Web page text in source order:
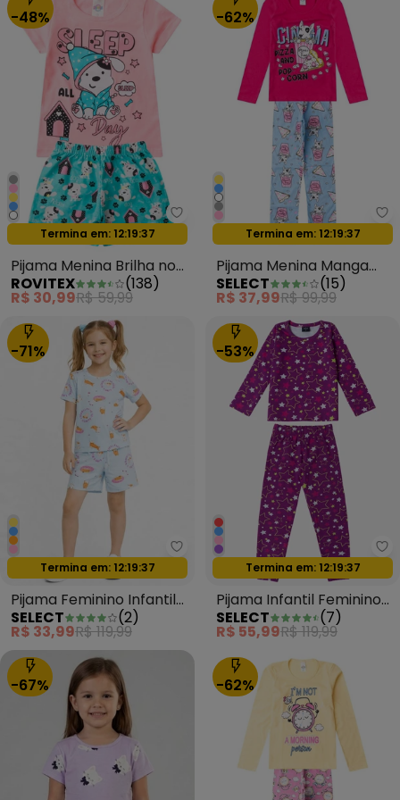
-48%
Rovitex - Pijama Menina Brilha
Oferta relâmpago
Termina em: 12:19:35
Pijama Menina Brilha no
Escuro Kappes Rosa
ROVITEX (138)
R$ 30,99R$ 59,99
-62%
Oferta relâmpago
Termina em: 12:19:35
Pijama Menina Manga
Longa Meia Malha Rosa
SELECT (15)
R$ 37,99R$ 99,99
-71%
Select - Pijama Feminino
Oferta relâmpago
Termina em: 12:19:35
Pijama Feminino Infantil
Estampado Azul
SELECT (2)
R$ 33,99R$ 119,99
-53%
Oferta relâmpago
Termina em: 12:19:35
Pijama Infantil Feminino
Estapado Roxo
SELECT (7)
R$ 55,99R$ 119,99
-67% -62%